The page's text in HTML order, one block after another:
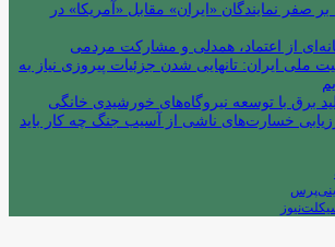
پیروزی قاطع ۱۰ بر صفر نمایندگان «ایران» مقابل «آمریکا» در
از اعتماد، همدلی و مشارکت مردمی
ملی ایران: تانهایی شدن جزئیات پیروزی نیاز به
برق با توسعه نیروگاه‌های خورشیدی خانگی
خسارت‌های ناشی از آسیب جنگ چه کار باید